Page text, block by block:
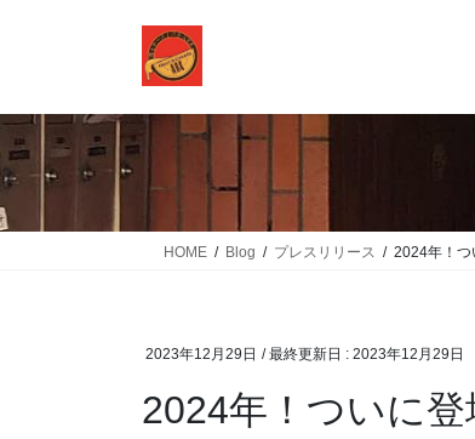
ツ
に
移
動
シ
ョ
ン
に
HOME Blog プレスリリース 2024年！つ
2023年12月29日 / 最終更新日 : 2023年12月29日
2024年！ついに